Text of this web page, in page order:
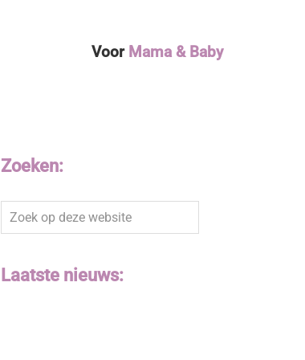
VoorMama & Baby
Zoeken:
Zoek
op
website
Laatste nieuws: